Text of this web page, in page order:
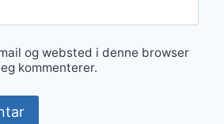
og websted i denne browser
kommenterer.